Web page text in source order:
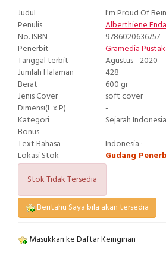
Judul
I'm Proud Of
Penulis
Alberthiene
No. ISBN
9786020636757
Penerbit
Gramedia
Tanggal terbit
Agustus - 2020
Jumlah Halaman
428
Berat
600 gr
Jenis Cover
soft cover
Dimensi(L x P)
-
Kategori
Sejarah Indonesia
Bonus
-
Text Bahasa
Indonesia ·
Lokasi Stok
Gudang
Stok Tidak Tersedia
Beritahu Saya bila akan tersedia
Masukkan ke Daftar Keinginan